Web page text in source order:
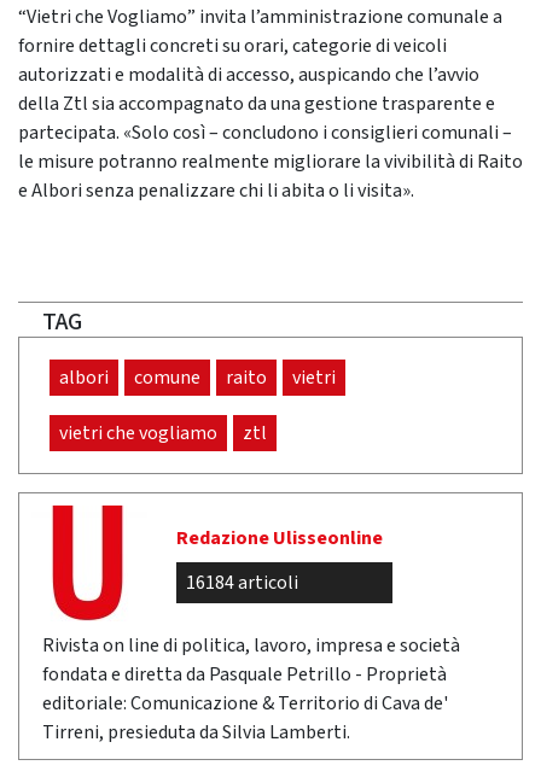
“Vietri che Vogliamo” invita l’amministrazione comunale a
fornire dettagli concreti su orari, categorie di veicoli
autorizzati e modalità di accesso, auspicando che l’avvio
della Ztl sia accompagnato da una gestione trasparente e
partecipata. «Solo così – concludono i consiglieri comunali –
le misure potranno realmente migliorare la vivibilità di Raito
e Albori senza penalizzare chi li abita o li visita».
TAG
albori comune raito vietri
vietri che vogliamo ztl
Redazione Ulisseonline
16184 articoli
Rivista on line di politica, lavoro, impresa e società
fondata e diretta da Pasquale Petrillo - Proprietà
editoriale: Comunicazione & Territorio di Cava de'
Tirreni, presieduta da Silvia Lamberti.